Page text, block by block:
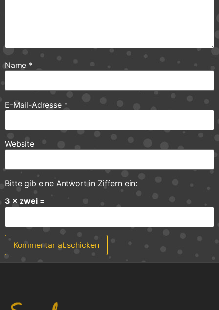
Name *
E-Mail-Adresse *
Website
Bitte gib eine Antwort in Ziffern ein:
3 × zwei =